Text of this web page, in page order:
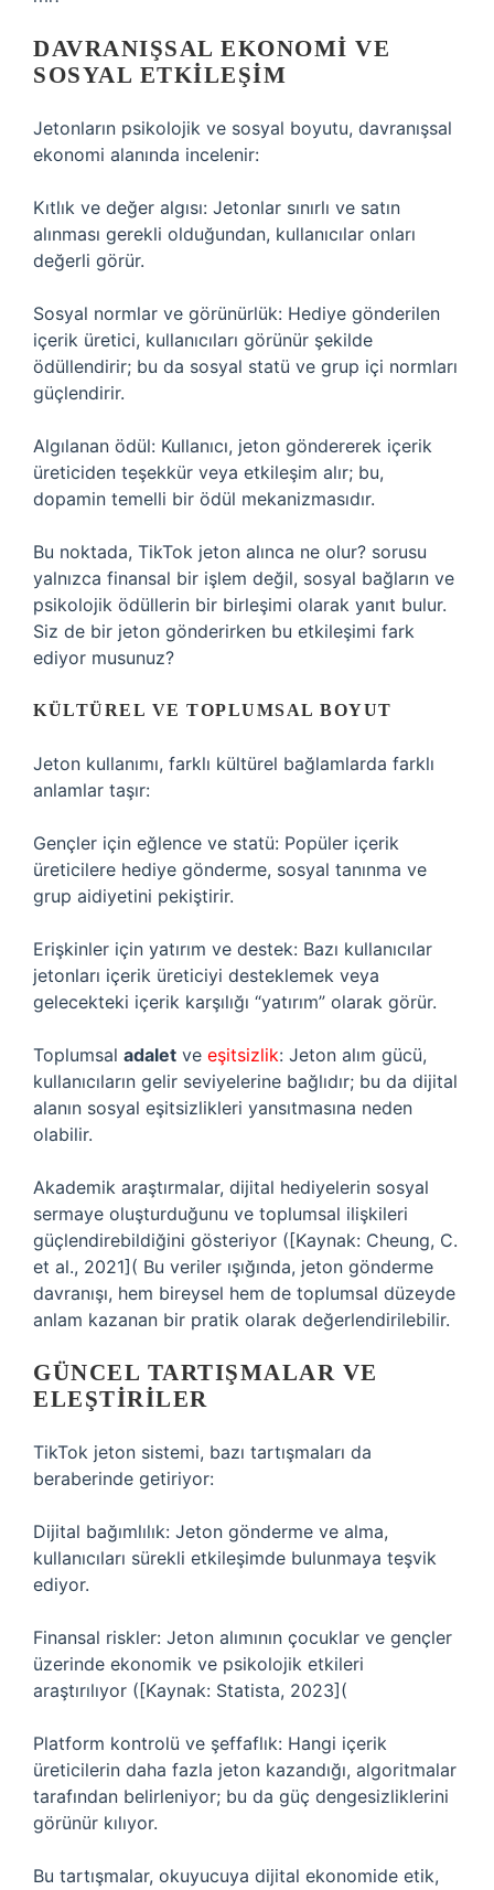
DAVRANIŞSAL EKONOMI VE
SOSYAL ETKILEŞIM
Jetonların psikolojik ve sosyal boyutu, davranışsal
ekonomi alanında incelenir:
Kıtlık ve değer algısı: Jetonlar sınırlı ve satın
alınması gerekli olduğundan, kullanıcılar onları
değerli görür.
Sosyal normlar ve görünürlük: Hediye gönderilen
içerik üretici, kullanıcıları görünür şekilde
ödüllendirir; bu da sosyal statü ve grup içi normları
güçlendirir.
Algılanan ödül: Kullanıcı, jeton göndererek içerik
üreticiden teşekkür veya etkileşim alır; bu,
dopamin temelli bir ödül mekanizmasıdır.
Bu noktada, TikTok jeton alınca ne olur? sorusu
yalnızca finansal bir işlem değil, sosyal bağların ve
psikolojik ödüllerin bir birleşimi olarak yanıt bulur.
Siz de bir jeton gönderirken bu etkileşimi fark
ediyor musunuz?
KÜLTÜREL VE TOPLUMSAL BOYUT
Jeton kullanımı, farklı kültürel bağlamlarda farklı
anlamlar taşır:
Gençler için eğlence ve statü: Popüler içerik
üreticilere hediye gönderme, sosyal tanınma ve
grup aidiyetini pekiştirir.
Erişkinler için yatırım ve destek: Bazı kullanıcılar
jetonları içerik üreticiyi desteklemek veya
gelecekteki içerik karşılığı “yatırım” olarak görür.
Toplumsal adalet ve eşitsizlik: Jeton alım gücü,
kullanıcıların gelir seviyelerine bağlıdır; bu da dijital
alanın sosyal eşitsizlikleri yansıtmasına neden
olabilir.
Akademik araştırmalar, dijital hediyelerin sosyal
sermaye oluşturduğunu ve toplumsal ilişkileri
güçlendirebildiğini gösteriyor ([Kaynak: Cheung, C.
et al., 2021]( Bu veriler ışığında, jeton gönderme
davranışı, hem bireysel hem de toplumsal düzeyde
anlam kazanan bir pratik olarak değerlendirilebilir.
GÜNCEL TARTIŞMALAR VE
ELEŞTIRILER
TikTok jeton sistemi, bazı tartışmaları da
beraberinde getiriyor:
Dijital bağımlılık: Jeton gönderme ve alma,
kullanıcıları sürekli etkileşimde bulunmaya teşvik
ediyor.
Finansal riskler: Jeton alımının çocuklar ve gençler
üzerinde ekonomik ve psikolojik etkileri
araştırılıyor ([Kaynak: Statista, 2023](
Platform kontrolü ve şeffaflık: Hangi içerik
üreticilerin daha fazla jeton kazandığı, algoritmalar
tarafından belirleniyor; bu da güç dengesizliklerini
görünür kılıyor.
Bu tartışmalar, okuyucuya dijital ekonomide etik,